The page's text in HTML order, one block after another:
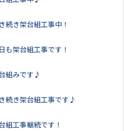
続き架台組工事中！
も架台組工事です！
組みです♪
続き架台組工事です♪
組工事継続です！